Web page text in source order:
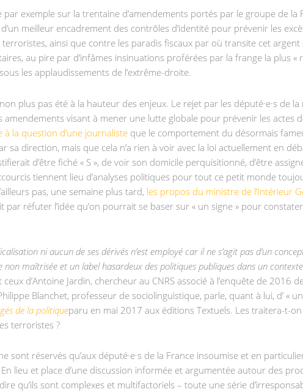
exemple sur la trentaine d’amendements portés par le groupe de
meilleur encadrement des contrôles d’identité pour prévenir les
ainsi que contre les paradis fiscaux par où transite cet
au pire par d’infâmes insinuations proférées par la frange la plus «
les applaudissements de l’extrême-droite.
plus pas été à la hauteur des enjeux. Le rejet par les député·e·s
visant à mener une lutte globale pour prévenir les
la question d’une journaliste que le comportement du désormais
direction, mais que cela n’a rien à voir avec la loi actuellement en
d’être fiché « S », de voir son domicile perquisitionné, d’être
tiennent lieu d’analyses politiques pour tout ce petit monde
pas, une semaine plus tard, les propos du ministre de l’Intérieur
par réfuter l’idée qu’on pourrait se baser sur « un signe » pour
ni aucun de ses dérivés n’est employé car il ne s’agit pas d’un
maîtrisée et un label hasardeux des politiques publiques dans un
d’Antoine Jardin, chercheur au CNRS associé à l’enquête de 2016
Blanchet, professeur de sociolinguistique, parle, quant à lui, d’ «
de la politiqueparu en mai 2017 aux éditions Textuels. Les traitera-t-on
terroristes ?
sont réservés qu’aux député·e·s de la France insoumise et en
lieu et place d’une discussion informée et argumentée autour des
qu’ils sont complexes et multifactoriels – toute une série